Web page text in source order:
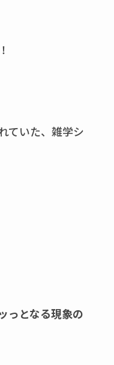
ていた、雑学シ
っとなる現象の